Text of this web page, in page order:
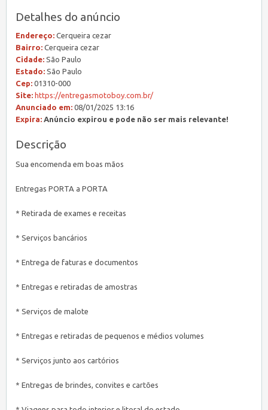
Detalhes do anúncio
Endereço: Cerqueira cezar
Bairro: Cerqueira cezar
Cidade: São Paulo
Estado: São Paulo
Cep: 01310-000
Site: https://entregasmotoboy.com.br/
Anunciado em: 08/01/2025 13:16
Expira: Anúncio expirou e pode não ser mais relevante!
Descrição
Sua encomenda em boas mãos
Entregas PORTA a PORTA
* Retirada de exames e receitas
* Serviços bancários
* Entrega de faturas e documentos
* Entregas e retiradas de amostras
* Serviços de malote
* Entregas e retiradas de pequenos e médios volumes
* Serviços junto aos cartórios
* Entregas de brindes, convites e cartões